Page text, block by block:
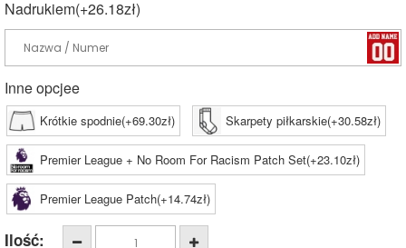
Nadrukiem(+26.18zł)
Inne opcjee
Krótkie spodnie(+69.30zł) Skarpety piłkarskie(+30.58zł)
Premier League + No Room For Racism Patch Set(+23.10zł)
Premier League Patch(+14.74zł)
Ilość: